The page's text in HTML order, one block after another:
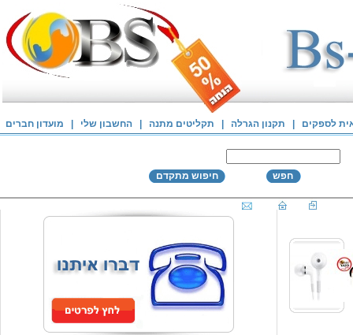
לספקים תקנון הגרלה תקליטים מתנה החשבון שלי מועדון חברים
חפש חיפוש מתקדם